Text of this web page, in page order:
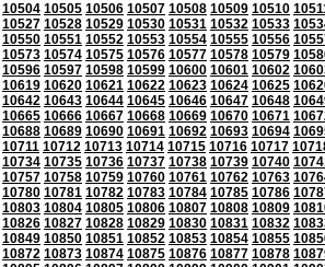
10504 10505 10506 10507 10508 10509 10510
10527 10528 10529 10530 10531 10532 10533
10550 10551 10552 10553 10554 10555 10556
10573 10574 10575 10576 10577 10578 10579
10596 10597 10598 10599 10600 10601 10602
10619 10620 10621 10622 10623 10624 10625
10642 10643 10644 10645 10646 10647 10648
10665 10666 10667 10668 10669 10670 10671
10688 10689 10690 10691 10692 10693 10694
10711 10712 10713 10714 10715 10716 10717
10734 10735 10736 10737 10738 10739 10740
10757 10758 10759 10760 10761 10762 10763
10780 10781 10782 10783 10784 10785 10786
10803 10804 10805 10806 10807 10808 10809
10826 10827 10828 10829 10830 10831 10832
10849 10850 10851 10852 10853 10854 10855
10872 10873 10874 10875 10876 10877 10878